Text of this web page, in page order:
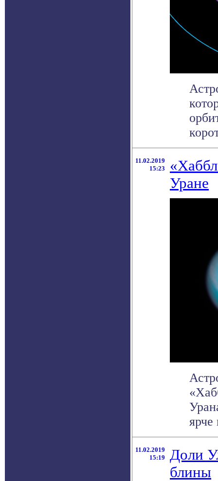
11.02.2019
15:23
Уране
ярче
11.02.2019
15:19
Доли
блины